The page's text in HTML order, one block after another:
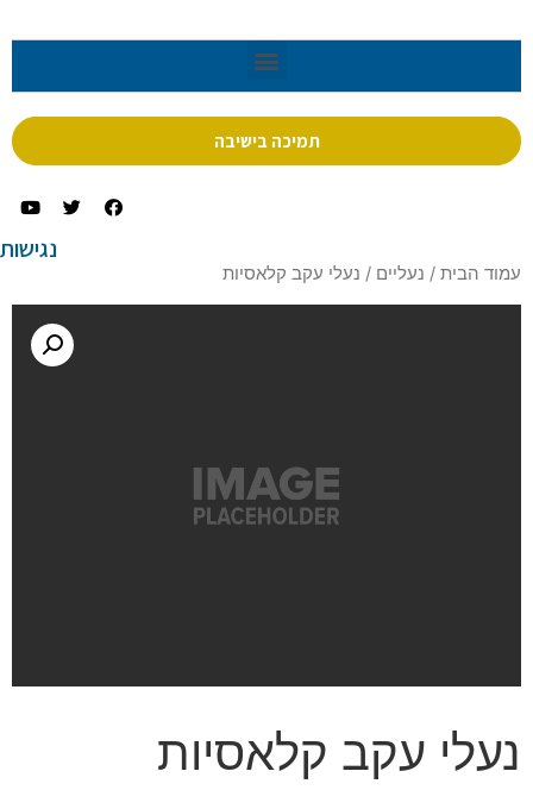
תמיכה בישיבה
נגישות
עמוד הבית / נעליים / נעלי עקב קלאסיות
נעלי עקב קלאסיות